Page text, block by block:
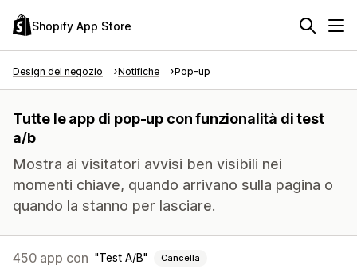
Shopify App Store
Design del negozio Notifiche Pop-up
Tutte le app di pop-up con funzionalità di test
a/b
Mostra ai visitatori avvisi ben visibili nei
momenti chiave, quando arrivano sulla pagina o
quando la stanno per lasciare.
450 app con Test A/B Cancella